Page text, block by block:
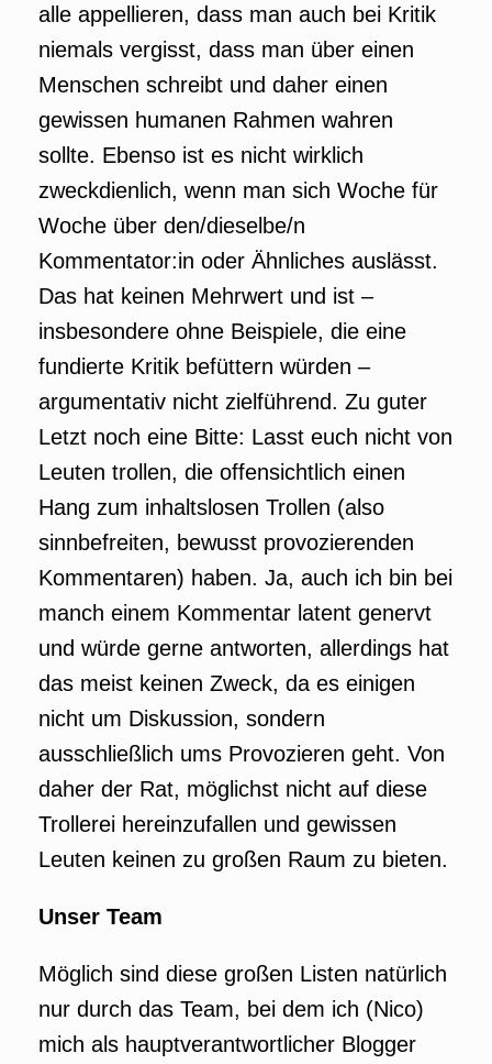
alle appellieren, dass man auch bei Kritik
niemals vergisst, dass man über einen
Menschen schreibt und daher einen
gewissen humanen Rahmen wahren
sollte. Ebenso ist es nicht wirklich
zweckdienlich, wenn man sich Woche für
Woche über den/dieselbe/n
Kommentator:in oder Ähnliches auslässt.
Das hat keinen Mehrwert und ist –
insbesondere ohne Beispiele, die eine
fundierte Kritik befüttern würden –
argumentativ nicht zielführend. Zu guter
Letzt noch eine Bitte: Lasst euch nicht von
Leuten trollen, die offensichtlich einen
Hang zum inhaltslosen Trollen (also
sinnbefreiten, bewusst provozierenden
Kommentaren) haben. Ja, auch ich bin bei
manch einem Kommentar latent genervt
und würde gerne antworten, allerdings hat
das meist keinen Zweck, da es einigen
nicht um Diskussion, sondern
ausschließlich ums Provozieren geht. Von
daher der Rat, möglichst nicht auf diese
Trollerei hereinzufallen und gewissen
Leuten keinen zu großen Raum zu bieten.
Unser Team
Möglich sind diese großen Listen natürlich
nur durch das Team, bei dem ich (Nico)
mich als hauptverantwortlicher Blogger